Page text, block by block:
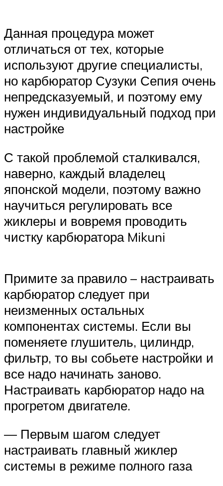
Данная процедура может
отличаться от тех, которые
используют другие специалисты,
но карбюратор Сузуки Сепия очень
непредсказуемый, и поэтому ему
нужен индивидуальный подход при
настройке
С такой проблемой сталкивался,
наверно, каждый владелец
японской модели, поэтому важно
научиться регулировать все
жиклеры и вовремя проводить
чистку карбюратора Mikuni
Примите за правило – настраивать
карбюратор следует при
неизменных остальных
компонентах системы. Если вы
поменяете глушитель, цилиндр,
фильтр, то вы собьете настройки и
все надо начинать заново.
Настраивать карбюратор надо на
прогретом двигателе.
— Первым шагом следует
настраивать главный жиклер
системы в режиме полного газа